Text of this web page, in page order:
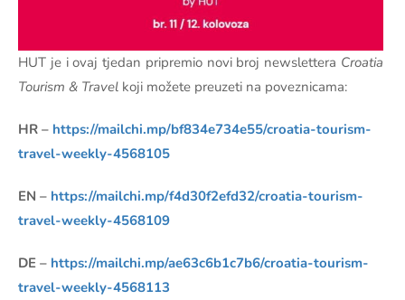
HUT je i ovaj tjedan pripremio novi broj newslettera Croatia
Tourism & Travel koji možete preuzeti na poveznicama:
HR – https://mailchi.mp/bf834e734e55/croatia-tourism-
travel-weekly-4568105
EN – https://mailchi.mp/f4d30f2efd32/croatia-tourism-
travel-weekly-4568109
DE – https://mailchi.mp/ae63c6b1c7b6/croatia-tourism-
travel-weekly-4568113